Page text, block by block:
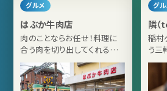
グルメ
はぶか牛肉店
肉のことならお任せ！料理に
合う肉を切り出してくれる老
舗精肉店
グ
隣（
稲村
う三
ルテ